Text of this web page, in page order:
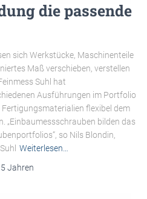
die passende
sich Werkstücke, Maschinenteile
Maß verschieben, verstellen
Suhl hat
Ausführungen im Portfolio
flexibel dem
„Einbaumessschrauben bilden das
so Nils Blondin,
Weiterlesen…
5 Jahren